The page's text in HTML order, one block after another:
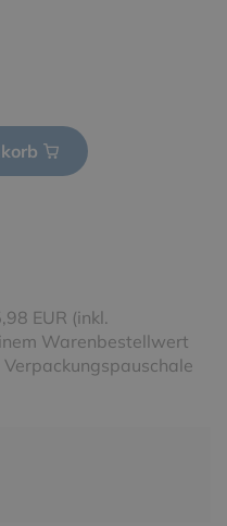
EUR (inkl.
Warenbestellwert